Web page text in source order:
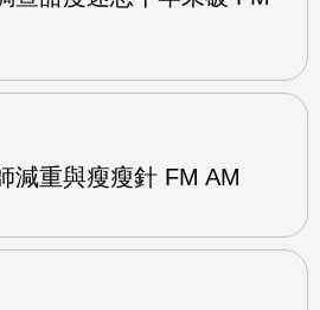
減重與瘦瘦針 FM AM